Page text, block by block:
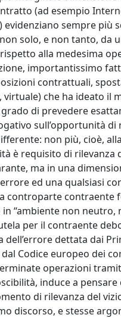
(ad esempio
sempre
solo, e non tanto, da
alla medesima
importantissimo
contrattuali,
che ha ideato il
di prevedere
sull’opportunità
non più, cioè,
è requisito di rilevanza
ma in una
ed una qualsiasi
controparte contraente
non neutro,
per il contraente
dettata dai
Codice europeo dei
operazioni
induce a
di rilevanza del
discorso, e stesse